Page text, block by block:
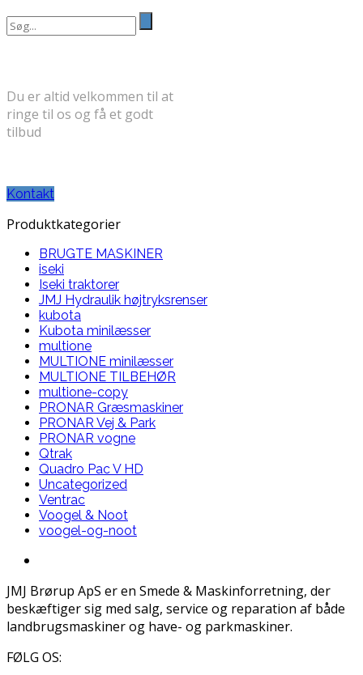
Search
for:
Du er altid velkommen til at
ringe til os og få et godt
tilbud
Kontakt
Produktkategorier
BRUGTE MASKINER
iseki
Iseki traktorer
JMJ Hydraulik højtryksrenser
kubota
Kubota minilæsser
multione
MULTIONE minilæsser
MULTIONE TILBEHØR
multione-copy
PRONAR Græsmaskiner
PRONAR Vej & Park
PRONAR vogne
Qtrak
Quadro Pac V HD
Uncategorized
Ventrac
Voogel & Noot
voogel-og-noot
JMJ Brørup ApS er en Smede & Maskinforretning, der
beskæftiger sig med salg, service og reparation af både
landbrugsmaskiner og have- og parkmaskiner.
FØLG OS: